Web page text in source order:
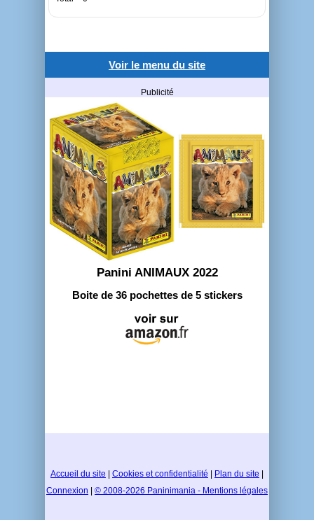
Voir le menu du site
Publicité
Panini ANIMAUX 2022
Boite de 36 pochettes de 5 stickers
Accueil du site Cookies et confidentialité Plan du site
Connexion
© 2008-2026 Paninimania - Mentions légales